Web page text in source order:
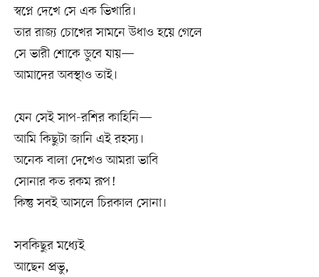
স্বপ্নে দেখে সে এক ভিখারি।
তার রাজ্য চোখের সামনে উধাও হয়ে গেলে
সে ভারী শোকে ডুবে যায়—
আমাদের অবস্থাও তাই।
যেন সেই সাপ-রশির কাহিনি—
আমি কিছুটা জানি এই রহস্য।
অনেক বালা দেখেও আমরা ভাবি
সোনার কত রকম রূপ!
কিন্তু সবই আসলে চিরকাল সোনা।
সবকিছুর মধ্যেই
আছেন প্রভু,